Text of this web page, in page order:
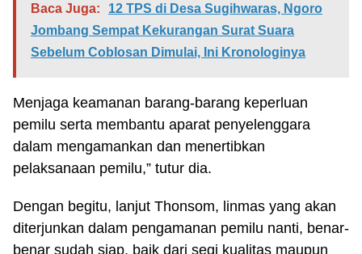
Baca Juga:
12 TPS di Desa Sugihwaras, Ngoro
Jombang Sempat Kekurangan Surat Suara
Sebelum Coblosan Dimulai, Ini Kronologinya
Menjaga keamanan barang-barang keperluan
pemilu serta membantu aparat penyelenggara
dalam mengamankan dan menertibkan
pelaksanaan pemilu,” tutur dia.
Dengan begitu, lanjut Thonsom, linmas yang akan
diterjunkan dalam pengamanan pemilu nanti, benar-
benar sudah siap, baik dari segi kualitas maupun